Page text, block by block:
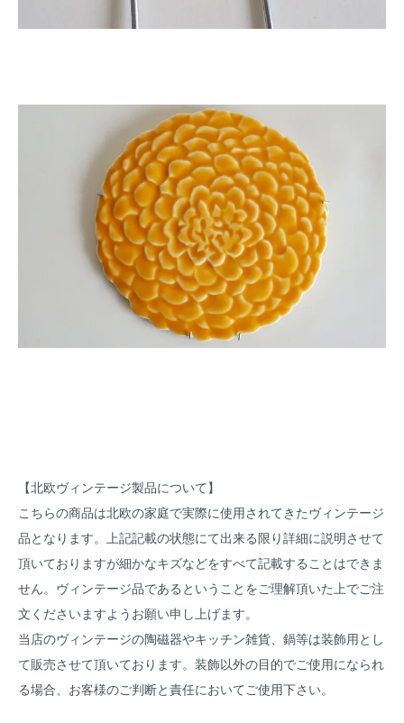
【北欧ヴィンテージ製品について】
こちらの商品は北欧の家庭で実際に使用されてきたヴィンテージ
品となります。上記記載の状態にて出来る限り詳細に説明させて
頂いておりますが細かなキズなどをすべて記載することはできま
せん。ヴィンテージ品であるということをご理解頂いた上でご注
文くださいますようお願い申し上げます。
当店のヴィンテージの陶磁器やキッチン雑貨、鍋等は装飾用とし
て販売させて頂いております。装飾以外の目的でご使用になられ
る場合、お客様のご判断と責任においてご使用下さい。